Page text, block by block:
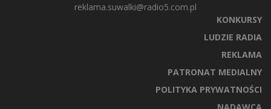
reklama.suwalki@radio5.com.pl
KONKURSY
LUDZIE RADIA
REKLAMA
PATRONAT MEDIALNY
POLITYKA PRYWATNOŚCI